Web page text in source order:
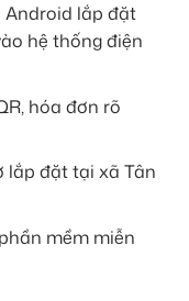
Android lắp đặt
hệ thống điện
hóa đơn rõ
lắp đặt tại xã Tân
mềm miễn